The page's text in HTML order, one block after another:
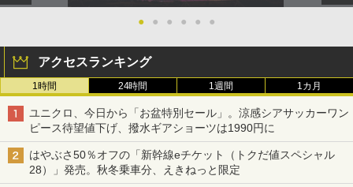
● ● ● ● ● ●
アクセスランキング
1時間 24時間 1週間 1カ月
ユニクロ、今日から「お盆特別セール」。涼感シアサッカーワン
ピース待望値下げ、撥水ギアショーツは1990円に
はやぶさ50％オフの「新幹線eチケット（トクだ値スペシャル
28）」発売。秋冬乗車分、えきねっと限定